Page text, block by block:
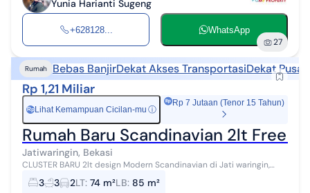
Yunia Harianti Sugeng
+628128... WhatsApp
27
Rumah Bebas BanjirDekat Akses TransportasiDekat
Rp 1,21 Miliar
Rp Lihat Kemampuan Cicilan-mu ⓘ
Rp 7 Jutaan (Tenor 15 Tahun)
Rumah Baru Scandinavian 2lt Free
Jatiwaringin, Bekasi
CLUSTER BARU 2lt design Modern Scandinavian di Jati waringin,
Pondok Gede Bekasi Kota Selangkah ke Lubang Buaya, Halim Bebas
banjir UNIT TERBATAS...
3 3 2LT: 74 m²LB: 85 m²